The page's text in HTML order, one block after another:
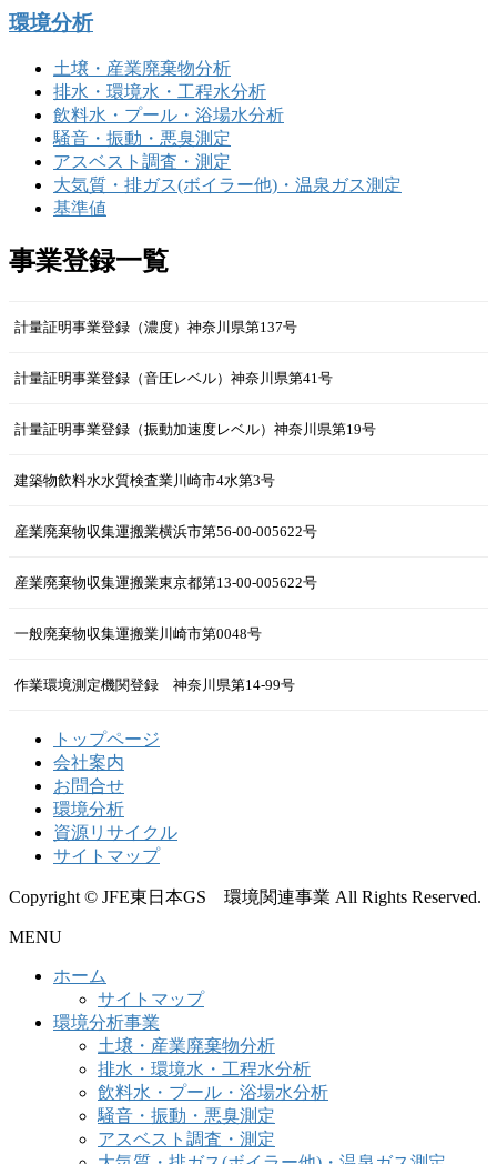
環境分析
土壌・産業廃棄物分析
排水・環境水・工程水分析
飲料水・プール・浴場水分析
騒音・振動・悪臭測定
アスベスト調査・測定
大気質・排ガス(ボイラー他)・温泉ガス測定
基準値
事業登録一覧
計量証明事業登録（濃度）神奈川県第137号
計量証明事業登録（音圧レベル）神奈川県第41号
計量証明事業登録（振動加速度レベル）神奈川県第19号
建築物飲料水水質検査業川崎市4水第3号
産業廃棄物収集運搬業横浜市第56-00-005622号
産業廃棄物収集運搬業東京都第13-00-005622号
一般廃棄物収集運搬業川崎市第0048号
作業環境測定機関登録 神奈川県第14-99号
トップページ
会社案内
お問合せ
環境分析
資源リサイクル
サイトマップ
Copyright © JFE東日本GS 環境関連事業 All Rights Reserved.
MENU
ホーム
サイトマップ
環境分析事業
土壌・産業廃棄物分析
排水・環境水・工程水分析
飲料水・プール・浴場水分析
騒音・振動・悪臭測定
アスベスト調査・測定